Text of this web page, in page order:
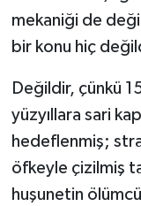
mekaniği de
bir konu hiç
Değildir, çünkü
yüzyıllara sari
hedeflenmiş;
öfkeyle çizilmiş
huşunetin